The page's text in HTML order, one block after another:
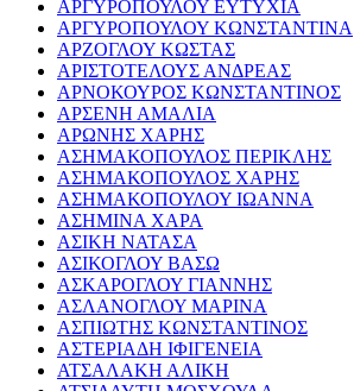
ΑΡΓΥΡΟΠΟΥΛΟΥ ΕΥΤΥΧΙΑ
ΑΡΓΥΡΟΠΟΥΛΟΥ ΚΩΝΣΤΑΝΤΙΝΑ
ΑΡΖΟΓΛΟΥ ΚΩΣΤΑΣ
ΑΡΙΣΤΟΤΕΛΟΥΣ ΑΝΔΡΕΑΣ
ΑΡΝΟΚΟΥΡΟΣ ΚΩΝΣΤΑΝΤΙΝΟΣ
ΑΡΣΕΝΗ ΑΜΑΛΙΑ
ΑΡΩΝΗΣ ΧΑΡΗΣ
ΑΣΗΜΑΚΟΠΟΥΛΟΣ ΠΕΡΙΚΛΗΣ
ΑΣΗΜΑΚΟΠΟΥΛΟΣ ΧΑΡΗΣ
ΑΣΗΜΑΚΟΠΟΥΛΟΥ ΙΩΑΝΝΑ
ΑΣΗΜΙΝΑ ΧΑΡΑ
ΑΣΙΚΗ ΝΑΤΑΣΑ
ΑΣΙΚΟΓΛΟΥ ΒΑΣΩ
ΑΣΚΑΡΟΓΛΟΥ ΓΙΑΝΝΗΣ
ΑΣΛΑΝΟΓΛΟΥ ΜΑΡΙΝΑ
ΑΣΠΙΩΤΗΣ ΚΩΝΣΤΑΝΤΙΝΟΣ
ΑΣΤΕΡΙΑΔΗ ΙΦΙΓΕΝΕΙΑ
ΑΤΣΑΛΑΚΗ ΑΛΙΚΗ